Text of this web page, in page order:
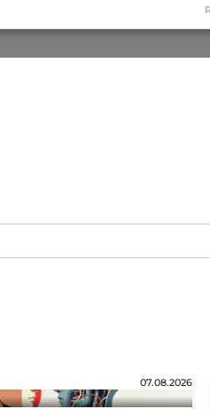
07.08.2026